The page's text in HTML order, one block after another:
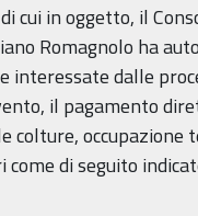
cui in oggetto, il
Romagnolo ha
interessate dalle
il pagamento
colture, occupazione
come di seguito